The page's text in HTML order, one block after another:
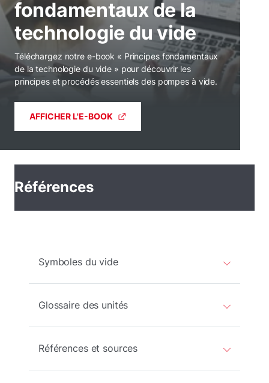
fondamentaux de la
technologie du vide
Téléchargez notre e-book « Principes fondamentaux
de la technologie du vide » pour découvrir les
principes et procédés essentiels des pompes à vide.
AFFICHER L'E-BOOK
Références
Symboles du vide
Glossaire des unités
Références et sources